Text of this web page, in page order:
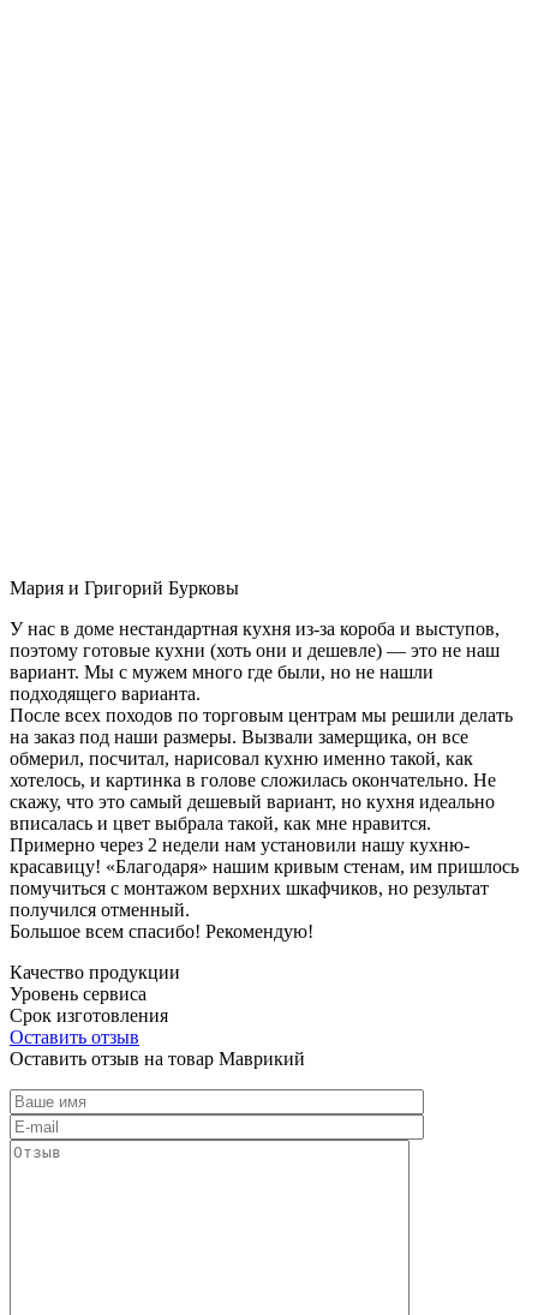
Мария и Григорий Бурковы
У нас в доме нестандартная кухня из-за короба и выступов,
поэтому готовые кухни (хоть они и дешевле) — это не наш
вариант. Мы с мужем много где были, но не нашли
подходящего варианта.
После всех походов по торговым центрам мы решили делать
на заказ под наши размеры. Вызвали замерщика, он все
обмерил, посчитал, нарисовал кухню именно такой, как
хотелось, и картинка в голове сложилась окончательно. Не
скажу, что это самый дешевый вариант, но кухня идеально
вписалась и цвет выбрала такой, как мне нравится.
Примерно через 2 недели нам установили нашу кухню-
красавицу! «Благодаря» нашим кривым стенам, им пришлось
помучиться с монтажом верхних шкафчиков, но результат
получился отменный.
Большое всем спасибо! Рекомендую!
Качество продукции
Уровень сервиса
Срок изготовления
Оставить отзыв
Оставить отзыв на товар Маврикий